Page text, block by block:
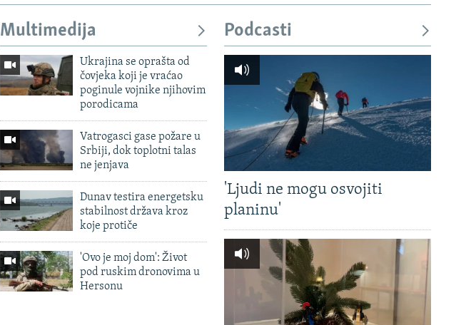
Multimedija
Ukrajina se oprašta od
čovjeka koji je vraćao
poginule vojnike njihovim
porodicama
Vatrogasci gase požare u
Srbiji, dok toplotni talas
ne jenjava
Dunav testira energetsku
stabilnost država kroz
koje protiče
'Ovo je moj dom': Život
pod ruskim dronovima u
Hersonu
Podcasti
'Ljudi ne mogu osvojiti
planinu'